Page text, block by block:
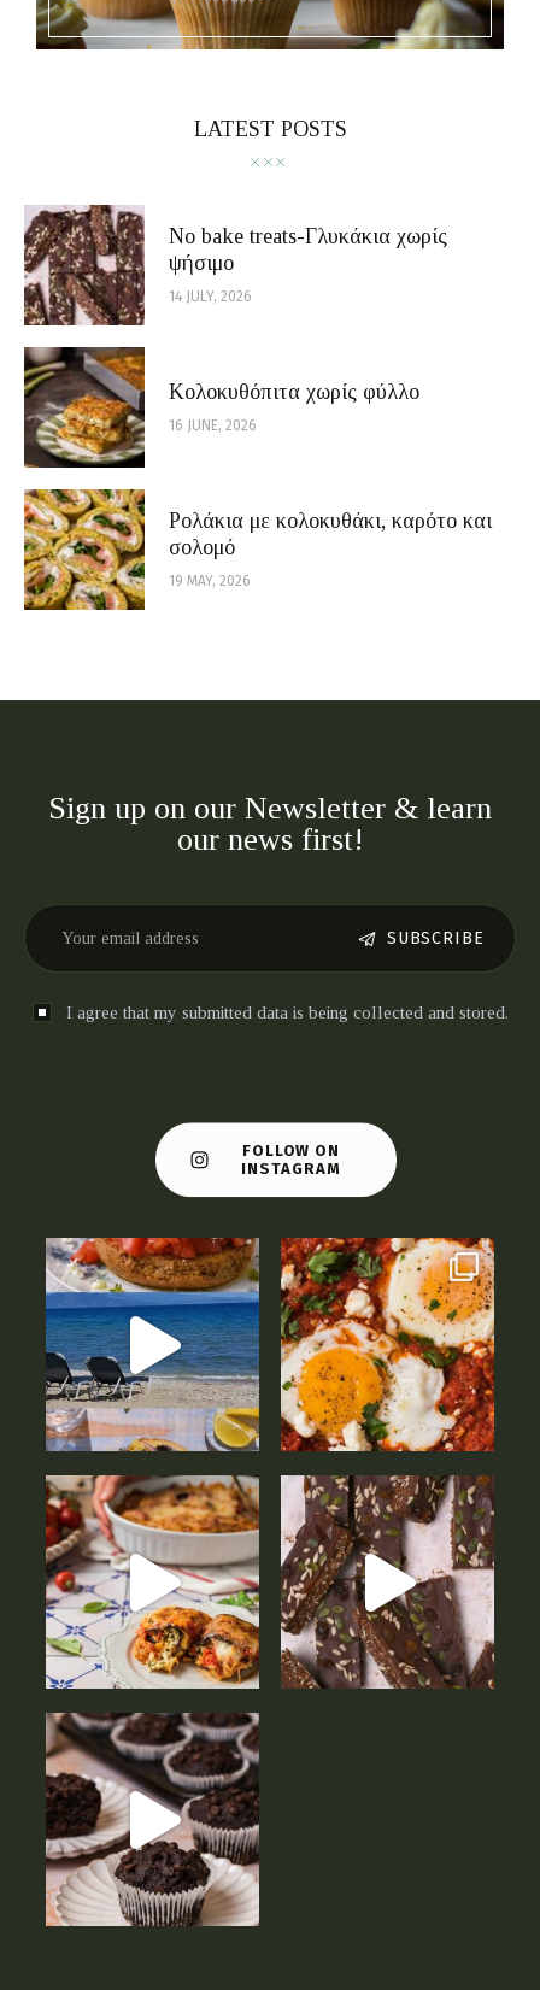
LATEST POSTS
No bake treats-Γλυκάκια χωρίς
ψήσιμο
14 JULY, 2026
Κολοκυθόπιτα χωρίς φύλλο
16 JUNE, 2026
Ρολάκια με κολοκυθάκι, καρότο και
σολομό
19 MAY, 2026
Sign up on our Newsletter & learn
our news first!
SUBSCRIBE
I agree that my submitted data is being collected and stored.
FOLLOW ON
INSTAGRAM